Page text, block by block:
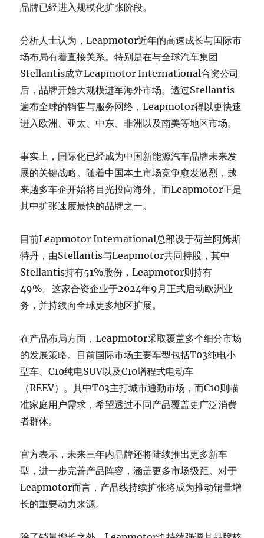
品牌已经进入规模化扩张阶段。
分析人士认为，Leapmotor近年的高速成长与国际市
场布局有着直接关系。特别是在与全球汽车集团
Stellantis成立Leapmotor International合资公司
后，品牌开始大规模进军海外市场。透过Stellantis
遍布全球的销售与服务网络，Leapmotor得以更快速
进入欧洲、亚太、中东、非洲以及南美等地区市场。
事实上，国际化已经成为中国新能源汽车品牌未来发
展的关键战略。随着中国本土市场竞争愈发激烈，越
来越多车企开始将目光投向海外。而Leapmotor正是
其中扩张速度最快的品牌之一。
目前Leapmotor International总部设于荷兰阿姆斯
特丹，由Stellantis与Leapmotor共同持股，其中
Stellantis持有51%股份，Leapmotor则持有
49%。这家合资企业于2024年9月正式启动欧洲业
务，并持续向全球更多地区扩展。
在产品布局方面，Leapmotor采取覆盖多个细分市场
的发展策略。目前国际市场主要车型包括T03纯电小
型车、C10纯电SUV以及C10增程式电动车
（REEV）。其中T03主打城市通勤市场，而C10则瞄
准家庭用户需求，希望透过不同产品覆盖更广泛消费
者群体。
官方表示，未来三年内品牌还将陆续推出更多新车
型，进一步完善产品阵容，涵盖更多市场级距。对于
Leapmotor而言，产品线持续扩张将成为推动销量增
长的重要动力来源。